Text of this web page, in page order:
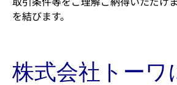
を結びます。
株式会社トーワ